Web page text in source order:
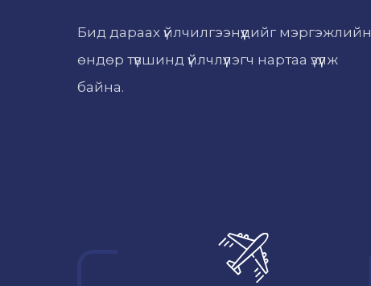
Бид дараах үйлчилгээнүүдийг мэргэжлийн
өндөр түвшинд үйлчлүүлэгч нартаа үзүүлж
байна.